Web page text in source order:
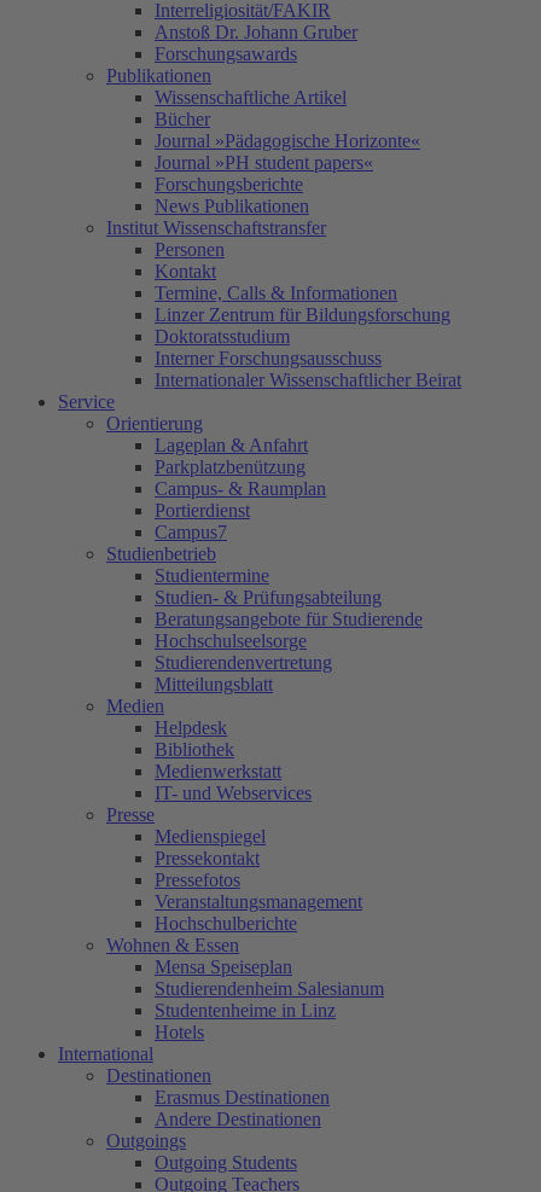
Interreligiosität/FAKIR
Anstoß Dr. Johann Gruber
Forschungsawards
Publikationen
Wissenschaftliche Artikel
Bücher
Journal »Pädagogische Horizonte«
Journal »PH student papers«
Forschungsberichte
News Publikationen
Institut Wissenschaftstransfer
Personen
Kontakt
Termine, Calls & Informationen
Linzer Zentrum für Bildungsforschung
Doktoratsstudium
Interner Forschungsausschuss
Internationaler Wissenschaftlicher Beirat
Service
Orientierung
Lageplan & Anfahrt
Parkplatzbenützung
Campus- & Raumplan
Portierdienst
Campus7
Studienbetrieb
Studientermine
Studien- & Prüfungsabteilung
Beratungsangebote für Studierende
Hochschulseelsorge
Studierendenvertretung
Mitteilungsblatt
Medien
Helpdesk
Bibliothek
Medienwerkstatt
IT- und Webservices
Presse
Medienspiegel
Pressekontakt
Pressefotos
Veranstaltungsmanagement
Hochschulberichte
Wohnen & Essen
Mensa Speiseplan
Studierendenheim Salesianum
Studentenheime in Linz
Hotels
International
Destinationen
Erasmus Destinationen
Andere Destinationen
Outgoings
Outgoing Students
Outgoing Teachers